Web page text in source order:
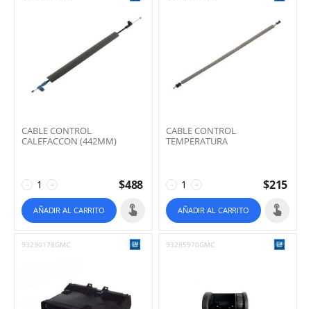
CABLE CONTROL
CALEFACCON (442MM)
+
− $488
AÑADIR AL CARRITO
CABLE CONTROL
TEMPERATURA
+
− $215
AÑADIR AL CARRITO
93290178GMC 93285970GMC